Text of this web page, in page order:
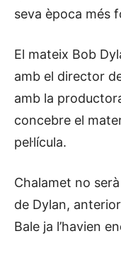
seva època més
El mateix Bob
amb el director
amb la
concebre el
pel·lícula.
Chalamet no
de Dylan,
Bale ja l’havien